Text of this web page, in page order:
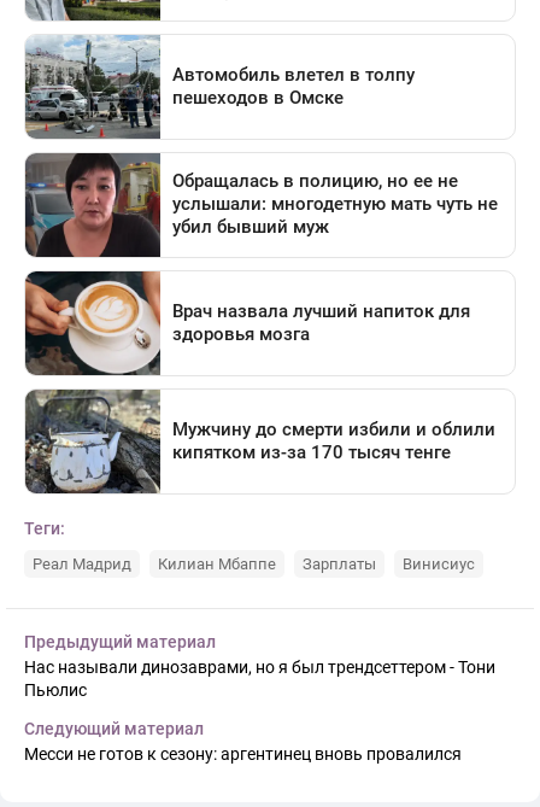
Теги:
Реал Мадрид Килиан Мбаппе Зарплаты Винисиус
Предыдущий материал
Нас называли динозаврами, но я был трендсеттером - Тони
Пьюлис
Следующий материал
Месси не готов к сезону: аргентинец вновь провалился